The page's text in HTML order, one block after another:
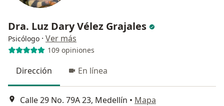
Dra. Luz Dary Vélez Grajales
Psicólogo · Ver más
109 opiniones
Dirección En línea
Calle 29 No. 79A 23, Medellín • Mapa